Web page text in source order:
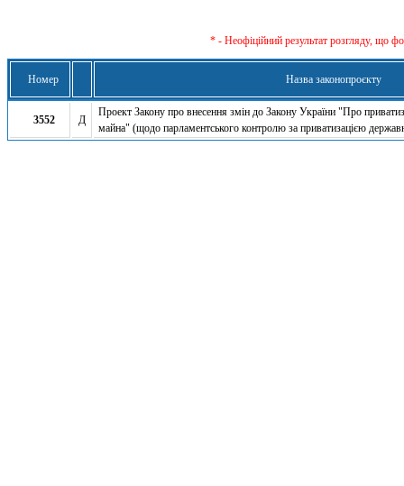
* - Неофіційний результат розгляду, що
Номер Назва законопроєкту
3552 Д
Проект Закону про внесення змін до Закону України "Про
майна" (щодо парламентського контролю за приватизацією